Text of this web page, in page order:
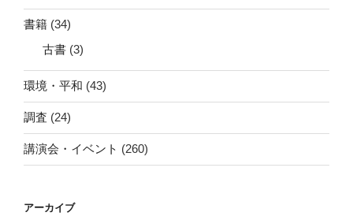
書籍 (34)
古書 (3)
環境・平和 (43)
調査 (24)
講演会・イベント (260)
アーカイブ